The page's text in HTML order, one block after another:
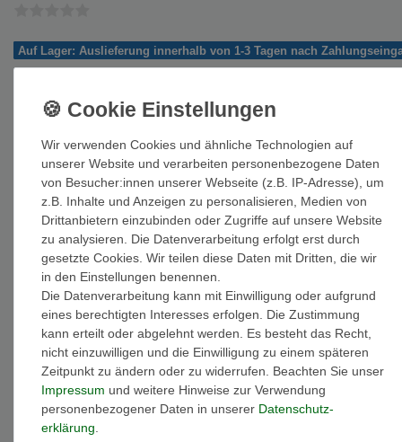
Auf Lager: Auslieferung innerhalb von 1-3 Tagen nach
Wunschliste
* inkl. ges. MwSt. zzgl.Versandkosten
Beschreibung
Weitere Details
Wir verwenden Cookies und ähnliche Technologien auf
unserer Website und verarbeiten personenbezogene Daten
von Besucher:innen unserer Webseite (z.B. IP-Adresse), um
z.B. Inhalte und Anzeigen zu personalisieren, Medien von
Drittanbietern einzubinden oder Zugriffe auf unsere Website
zu analysieren. Die Datenverarbeitung erfolgt erst durch
gesetzte Cookies. Wir teilen diese Daten mit Dritten, die wir
in den Einstellungen benennen.
Die Datenverarbeitung kann mit Einwilligung oder aufgrund
eines berechtigten Interesses erfolgen. Die Zustimmung
kann erteilt oder abgelehnt werden. Es besteht das Recht,
nicht einzuwilligen und die Einwilligung zu einem späteren
Zeitpunkt zu ändern oder zu widerrufen. Beachten Sie unser
Impressum und weitere Hinweise zur Verwendung
personenbezogener Daten in unserer Daten­schutz­
erklärung